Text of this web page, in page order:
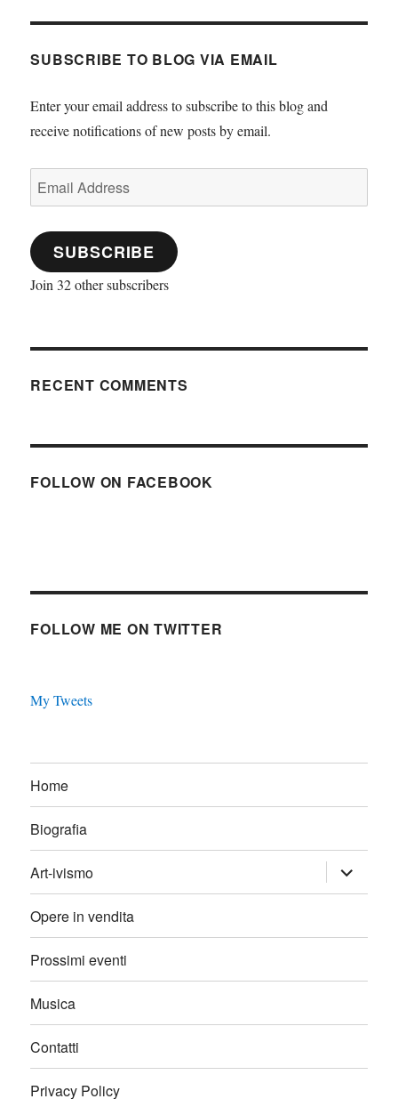
SUBSCRIBE TO BLOG VIA EMAIL
Enter your email address to subscribe to this blog and
receive notifications of new posts by email.
Email
Address
SUBSCRIBE
Join 32 other subscribers
RECENT COMMENTS
FOLLOW ON FACEBOOK
FOLLOW ME ON TWITTER
My Tweets
Home
Biografia
Art-ivismo expand
child
menu
Opere in vendita
Prossimi eventi
Musica
Contatti
Privacy Policy